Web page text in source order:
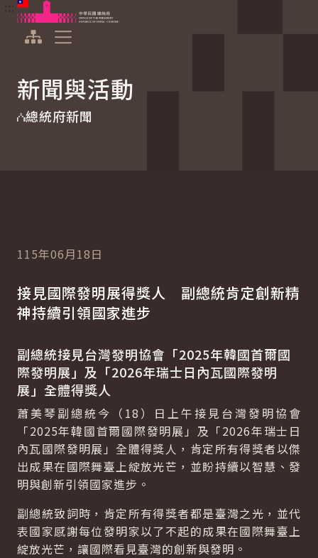
跳到主要內容
中華民國總統府
新聞與活動
總統府新聞
115年06月18日
接見國際發明展得獎人 副總統肯定創新精
神持續引領國家進步
副總統接見台灣發明協會「2025年韓國首爾國
際發明展」及「2026年瑞士日內瓦國際發明
展」全體得獎人
蕭美琴副總統今（18）日上午接見台灣發明協會
「2025年韓國首爾國際發明展」及「2026年瑞士日
內瓦國際發明展」全體得獎人，肯定所有得獎者以傑
出成果在國際舞臺上綻放光芒，並盼持續以智慧、發
明與創新引領國家進步。
副總統致詞時，肯定所有得獎者都是臺灣之光，並代
表國家感謝每位發明家以了不起的成果在國際舞臺上
綻放光芒，讓國際看見臺灣的創新與發明。